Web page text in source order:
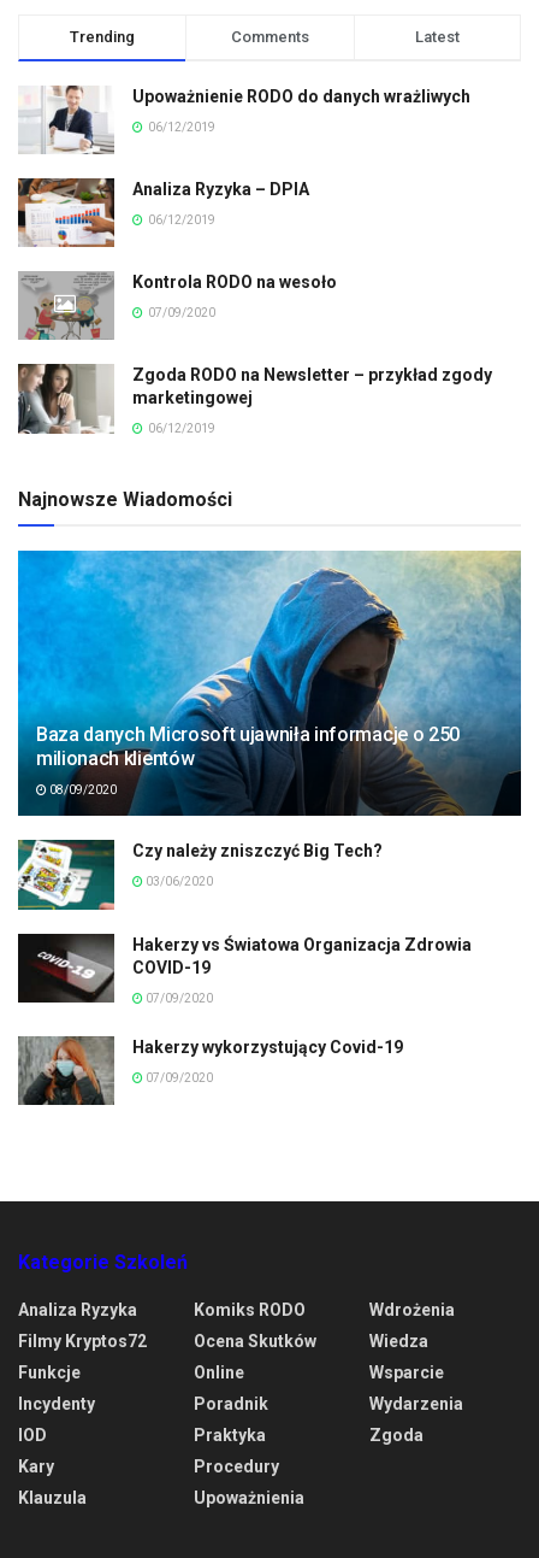
Trending Comments Latest
Upoważnienie RODO do danych wrażliwych
06/12/2019
Analiza Ryzyka – DPIA
06/12/2019
Kontrola RODO na wesoło
07/09/2020
Zgoda RODO na Newsletter – przykład zgody
marketingowej
06/12/2019
Najnowsze Wiadomości
Baza danych Microsoft ujawniła informacje o 250
milionach klientów
08/09/2020
Czy należy zniszczyć Big Tech?
03/06/2020
Hakerzy vs Światowa Organizacja Zdrowia
COVID-19
07/09/2020
Hakerzy wykorzystujący Covid-19
07/09/2020
Kategorie Szkoleń
Analiza Ryzyka
Filmy Kryptos72
Funkcje
Incydenty
IOD
Kary
Klauzula
Komiks RODO
Ocena Skutków
Online
Poradnik
Praktyka
Procedury
Upoważnienia
Wdrożenia
Wiedza
Wsparcie
Wydarzenia
Zgoda